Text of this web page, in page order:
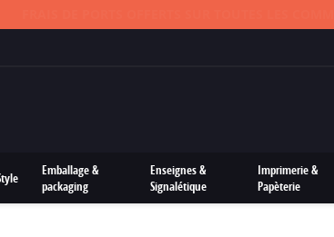
Emballage &
packaging
Enseignes &
Signalétique
Imprimerie &
Papèterie